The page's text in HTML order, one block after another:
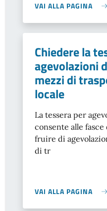
VAI ALLA PAGINA
Chiedere la
agevolazioni
mezzi di
locale
La tessera per
consente alle
fruire di
di tr
VAI ALLA PAGINA